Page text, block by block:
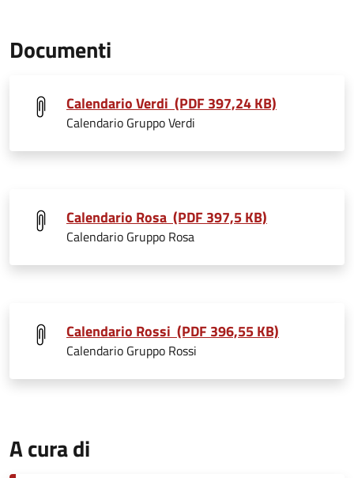
Documenti
Calendario Verdi (PDF 397,24 KB)
Calendario Gruppo Verdi
Calendario Rosa (PDF 397,5 KB)
Calendario Gruppo Rosa
Calendario Rossi (PDF 396,55 KB)
Calendario Gruppo Rossi
A cura di